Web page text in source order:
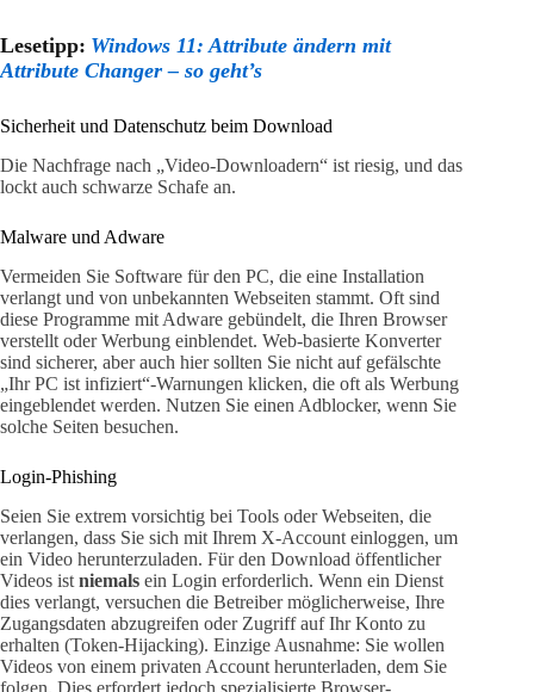
Lesetipp: Windows 11: Attribute ändern mit
Attribute Changer – so geht’s
Sicherheit und Datenschutz beim Download
Die Nachfrage nach „Video-Downloadern“ ist riesig, und das
lockt auch schwarze Schafe an.
Malware und Adware
Vermeiden Sie Software für den PC, die eine Installation
verlangt und von unbekannten Webseiten stammt. Oft sind
diese Programme mit Adware gebündelt, die Ihren Browser
verstellt oder Werbung einblendet. Web-basierte Konverter
sind sicherer, aber auch hier sollten Sie nicht auf gefälschte
„Ihr PC ist infiziert“-Warnungen klicken, die oft als Werbung
eingeblendet werden. Nutzen Sie einen Adblocker, wenn Sie
solche Seiten besuchen.
Login-Phishing
Seien Sie extrem vorsichtig bei Tools oder Webseiten, die
verlangen, dass Sie sich mit Ihrem X-Account einloggen, um
ein Video herunterzuladen. Für den Download öffentlicher
Videos ist niemals ein Login erforderlich. Wenn ein Dienst
dies verlangt, versuchen die Betreiber möglicherweise, Ihre
Zugangsdaten abzugreifen oder Zugriff auf Ihr Konto zu
erhalten (Token-Hijacking). Einzige Ausnahme: Sie wollen
Videos von einem privaten Account herunterladen, dem Sie
folgen. Dies erfordert jedoch spezialisierte Browser-